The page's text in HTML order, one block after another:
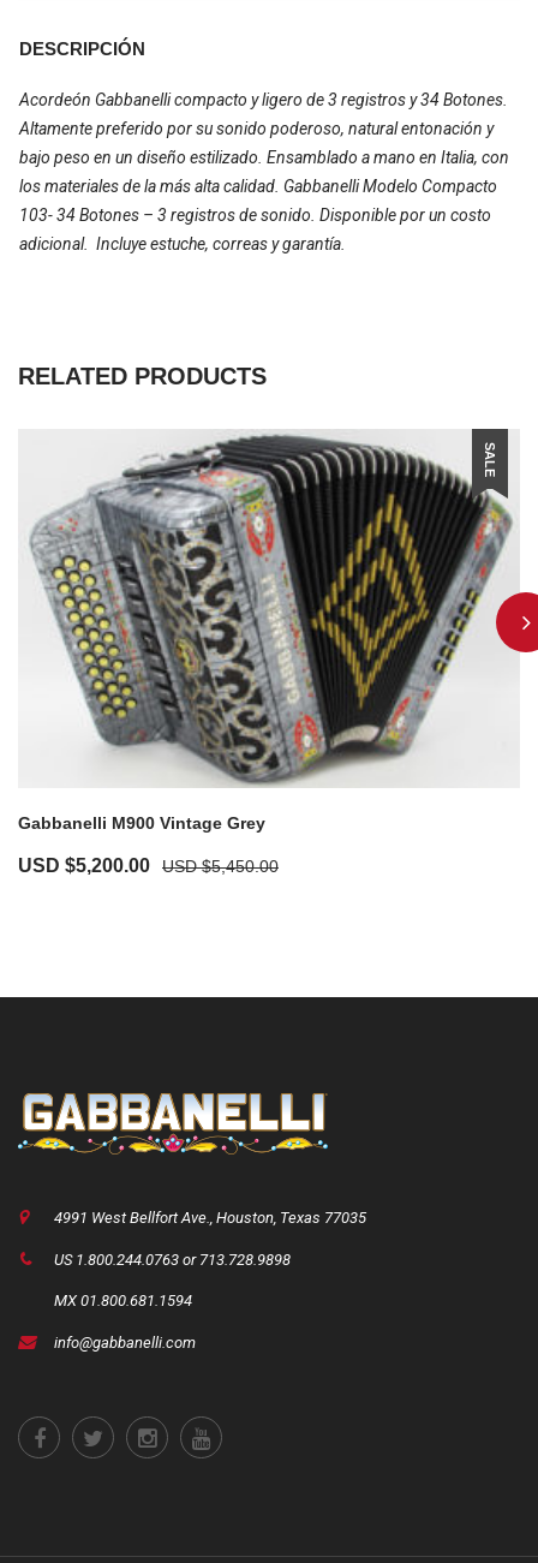
DESCRIPCIÓN
Acordeón Gabbanelli compacto y ligero de 3 registros y 34 Botones.
Altamente preferido por su sonido poderoso, natural entonación y
bajo peso en un diseño estilizado. Ensamblado a mano en Italia, con
los materiales de la más alta calidad. Gabbanelli Modelo Compacto
103- 34 Botones – 3 registros de sonido. Disponible por un costo
adicional. Incluye estuche, correas y garantía.
RELATED PRODUCTS
SALE
Gabbanelli M900 Vintage Grey
USD $5,450.00
USD $5,200.00
4991 West Bellfort Ave., Houston, Texas 77035
US 1.800.244.0763 or 713.728.9898
MX 01.800.681.1594
info@gabbanelli.com